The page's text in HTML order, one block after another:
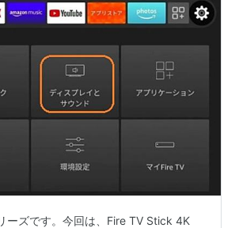
ーズです。今回は、Fire TV Stick 4K